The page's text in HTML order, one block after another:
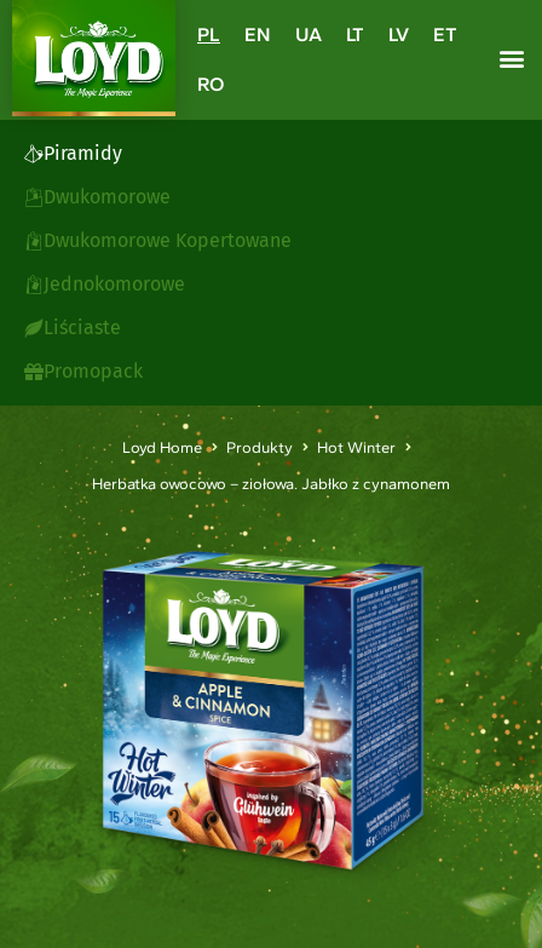
PL EN UA LT LV ET
RO
Piramidy
Dwukomorowe
Dwukomorowe Kopertowane
Jednokomorowe
Liściaste
Promopack
Loyd Home Produkty
Hot Winter
Herbatka owocowo – ziołowa. Jabłko z cynamonem